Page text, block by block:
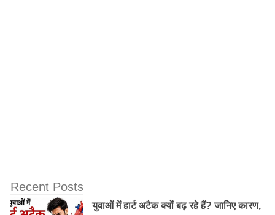
Recent Posts
युवाओं में हार्ट अटैक क्यों बढ़ रहे हैं? जानिए कारण,